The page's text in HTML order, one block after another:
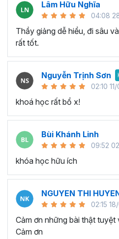
Execel giúp gia tăng hiệu
Đưa ra quyết định thông
giúp bạn có cái nhìn rõ ràng
đó thay vì đưa ra quyết
chính xác và logic, thì bạn ra
có tính logic cao từ đó giúp
trong chương trình đào tạo
công cụ và tính năng Excel
quy trình làm việc và tự động
Nhờ vậy sẽ giúp giảm thiểu
Lâm Hữu Nghĩa
04:08
Thầy giảng dễ hiểu, đi sâu
rất tốt.
Nguyễn Trịnh Sơn
02:10
khoá học rất bổ x!
Bùi Khánh Linh
09:52
khóa học hữu ích
NGUYEN THI
02:15
Cảm ơn những bài thật tuyệt
Cảm ơn